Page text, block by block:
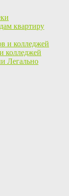
квартиру
колледжей
Легально